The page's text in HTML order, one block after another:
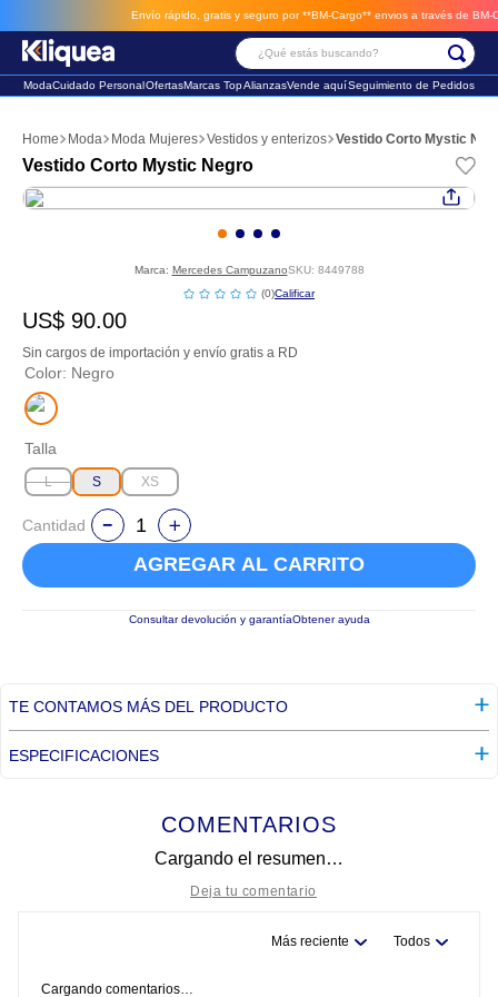
Envío rápido, gratis y seguro por **BM-Cargo** envios a través de BM-Cargo
¿Qué estás buscando?
ModaCuidado PersonalOfertasMarcas TopAlianzasVende aquíSeguimiento de Pedidos
Moda Moda Mujeres Vestidos y enterizos Vestido Corto Mystic
Vestido Corto Mystic Negro
Marca: Mercedes CampuzanoSKU: 8449788
☆☆☆☆☆
(0)
US$ 90.00
Sin cargos de importación y envío gratis a RD
Color: Negro
Talla
L S XS
Cantidad
AGREGAR AL CARRITO
Consultar devolución y garantíaObtener ayuda
TE CONTAMOS MÁS DEL PRODUCTO
ESPECIFICACIONES
COMENTARIOS
Cargando el resumen…
Más reciente Todos
Cargando comentarios…
2. sandalia